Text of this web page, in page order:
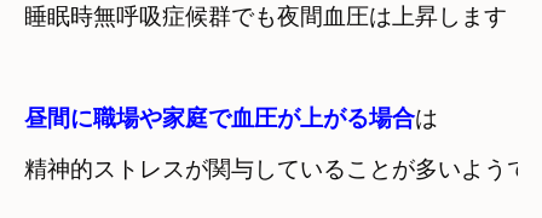
睡眠時無呼吸症候群でも夜間血圧は上昇します
昼間に職場や家庭で血圧が上がる場合は
精神的ストレスが関与していることが多いようで